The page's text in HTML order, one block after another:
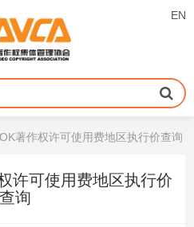
EN
著作权许可使用费地区执行价查询
许可使用费地区执行价
查询